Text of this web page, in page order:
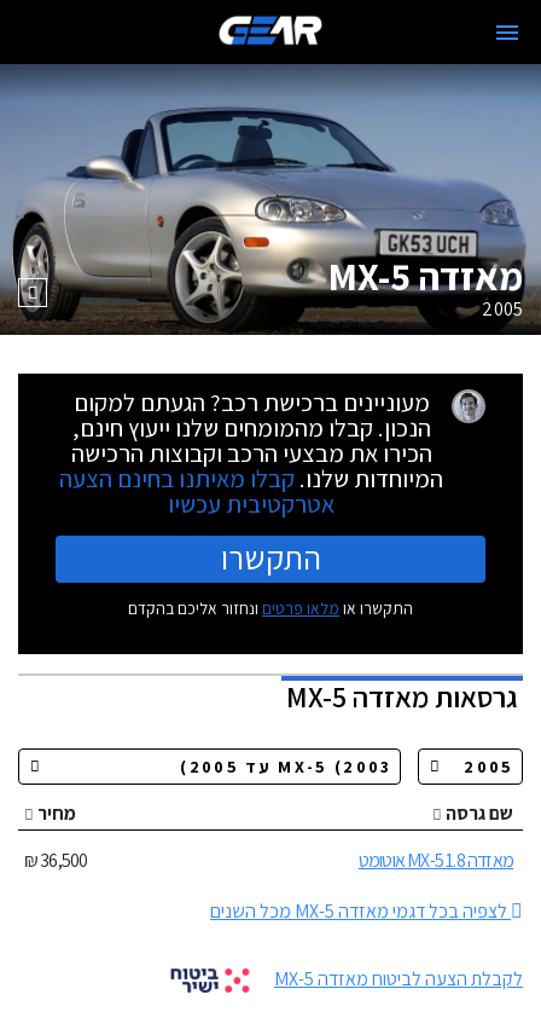
מאזדה MX-5
2005
מעוניינים ברכישת רכב? הגעתם למקום
הנכון. קבלו מהמומחים שלנו ייעוץ חינם,
הכירו את מבצעי הרכב וקבוצות הרכישה
המיוחדות שלנו. קבלו מאיתנו בחינם הצעה
אטרקטיבית עכשיו
התקשרו
התקשרו או מלאו פרטים ונחזור אליכם בהקדם
גרסאותמאזדה MX-5
שם גרסה
מחיר
מאזדה MX-5 1.8 אוטומט
36,500 ₪
לצפיה בכל דגמי מאזדה MX-5 מכל השנים
לקבלת הצעה לביטוח מאזדה MX-5